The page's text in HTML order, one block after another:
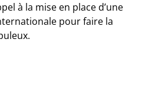
à la mise en place d’une
pour faire la